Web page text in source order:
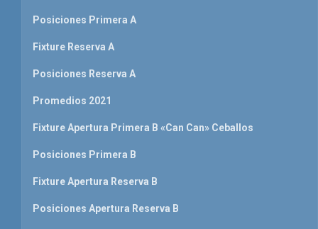
Posiciones Primera A
Fixture Reserva A
Posiciones Reserva A
Promedios 2021
Fixture Apertura Primera B «Can Can» Ceballos
Posiciones Primera B
Fixture Apertura Reserva B
Posiciones Apertura Reserva B